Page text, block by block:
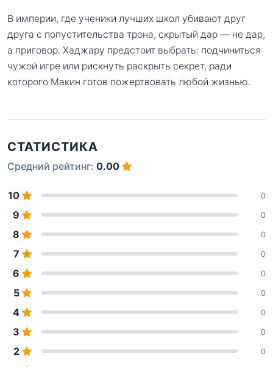
В империи, где ученики лучших школ убивают друг
друга с попустительства трона, скрытый дар — не дар,
а приговор. Хаджару предстоит выбрать: подчиниться
чужой игре или рискнуть раскрыть секрет, ради
которого Макин готов пожертвовать любой жизнью.
СТАТИСТИКА
Средний рейтинг: 0.00
10 0
9 0
8 0
7 0
6 0
5 0
4 0
3 0
2 0